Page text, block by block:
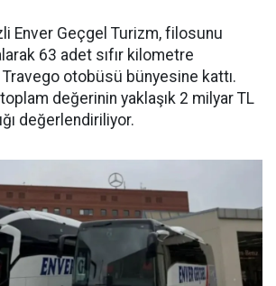
Enver Geçgel Turizm, filosunu
63 adet sıfır kilometre
otobüsü bünyesine kattı.
toplam değerinin yaklaşık 2 milyar TL
değerlendiriliyor.